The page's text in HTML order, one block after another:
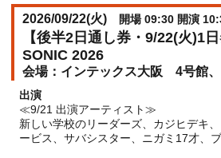
2026/09/22(火) 開場 09:30 開演
【後半2日通し券・9/22(火)1
SONIC 2026
インテックス大阪 4号館、
出演
≪9/21 出演アーティスト≫
新しい学校のリーダーズ、カジヒデキ
ービス、サバシスター、ニガミ17才、